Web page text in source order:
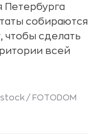
Петербурга
собираются
чтобы сделать
всей
/ FOTODOM